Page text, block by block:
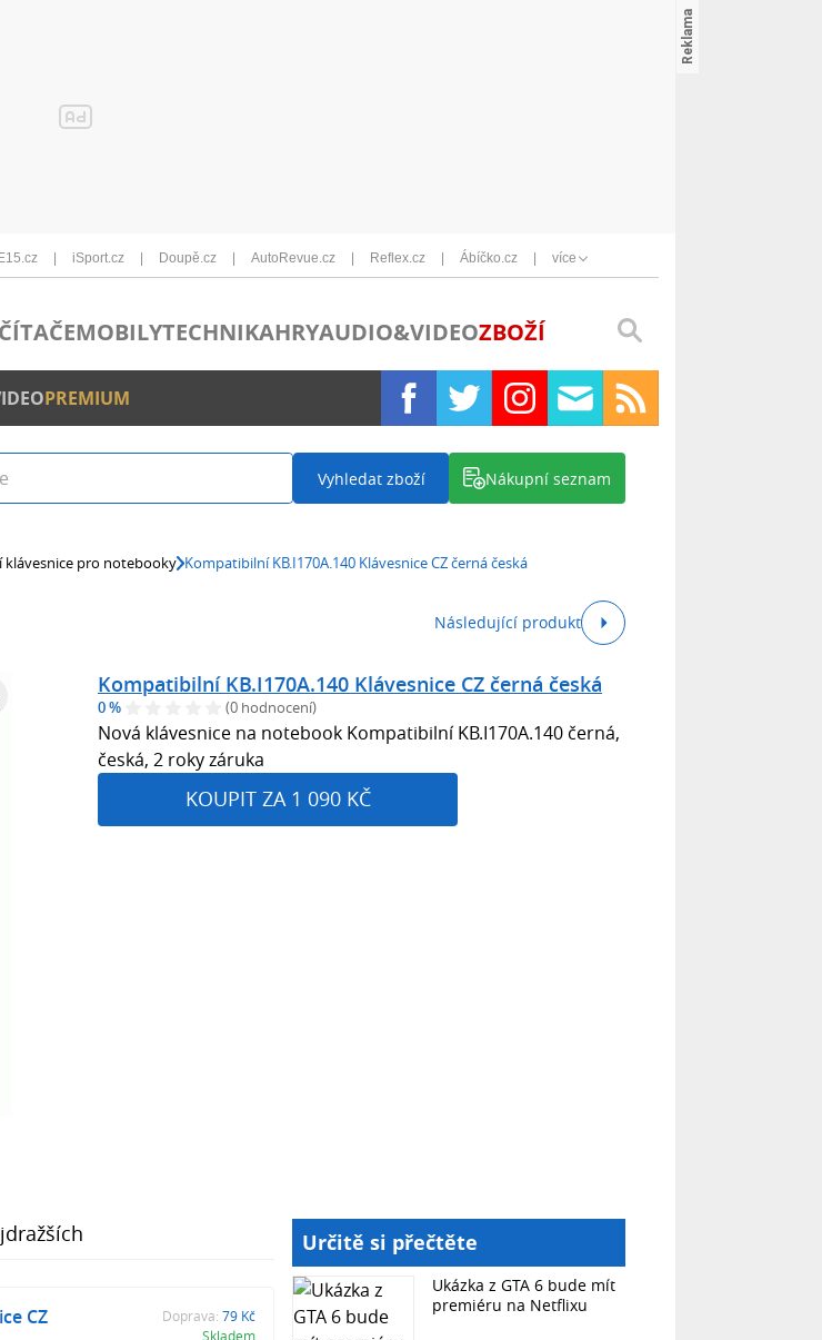
E15.cz iSport.cz Doupě.cz AutoRevue.cz Reflex.cz Ábíčko.cz více
MOBILYTECHNIKAHRYAUDIO&VIDEOZBOŽÍ
PREMIUM
Vyhledat zboží Nákupní seznam
klávesnice pro notebooky Kompatibilní KB.I170A.140 Klávesnice CZ černá česká
Následující produkt
Kompatibilní KB.I170A.140 Klávesnice CZ černá česká
0 % (0 hodnocení)
Nová klávesnice na notebook Kompatibilní KB.I170A.140 černá,
česká, 2 roky záruka
KOUPIT ZA 1 090 KČ
CZ
Doprava: 79 Kč
Skladem
Určitě si přečtěte
Ukázka z GTA 6 bude mít
premiéru na Netflixu